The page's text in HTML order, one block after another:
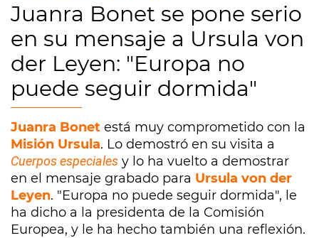
Juanra Bonet se pone serio
en su mensaje a Ursula von
der Leyen: "Europa no
puede seguir dormida"
Juanra Bonet está muy comprometido con la
Misión Ursula. Lo demostró en su visita a
Cuerpos especiales y lo ha vuelto a demostrar
en el mensaje grabado para Ursula von der
Leyen. "Europa no puede seguir dormida", le
ha dicho a la presidenta de la Comisión
Europea, y le ha hecho también una reflexión.